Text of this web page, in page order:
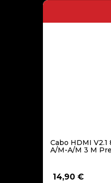
Cabo HDMI
A/M-A/M 3 M
14,90 €